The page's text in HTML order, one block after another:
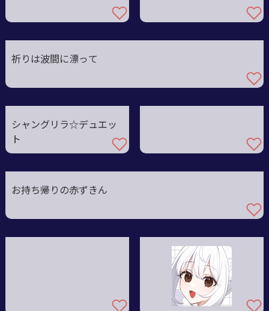
祈りは波間に漂って
シャングリラ☆デュエッ
ト
お持ち帰りの赤ずきん